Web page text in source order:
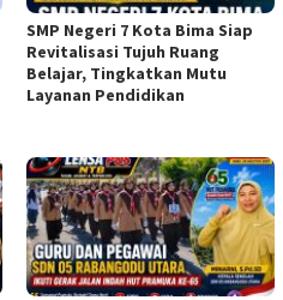
SMP Negeri 7 Kota Bima Siap
Revitalisasi Tujuh Ruang
Belajar, Tingkatkan Mutu
Layanan Pendidikan